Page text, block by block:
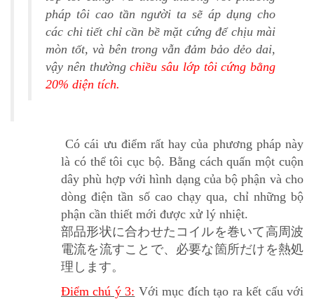
pháp tôi cao tần người ta sẽ áp dụng cho
các chi tiết chỉ cần bề mặt cứng để chịu mài
mòn tốt, và bên trong vẫn đảm bảo dẻo dai,
vậy nên thườngchiều sâu lớp tôi cứng bằng
20% diện tích.
Có cái ưu điểm rất hay của phương pháp này
là có thể tôi cục bộ. Bằng cách quấn một cuộn
dây phù hợp với hình dạng của bộ phận và cho
dòng điện tần số cao chạy qua, chỉ những bộ
phận cần thiết mới được xử lý nhiệt.
部品形状に合わせたコイルを巻いて高周波
電流を流すことで、必要な箇所だけを熱処
理します。
Điểm chú ý 3: Với mục đích tạo ra kết cấu với